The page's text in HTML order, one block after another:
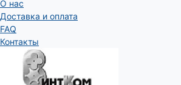
О нас
Доставка и оплата
FAQ
Контакты